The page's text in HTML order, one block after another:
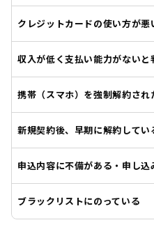
クレジットカードの使い方が悪
収入が低く支払い能力がないと
携帯（スマホ）を強制解約され
新規契約後、早期に解約してい
申込内容に不備がある・申し
ブラックリストにのっている